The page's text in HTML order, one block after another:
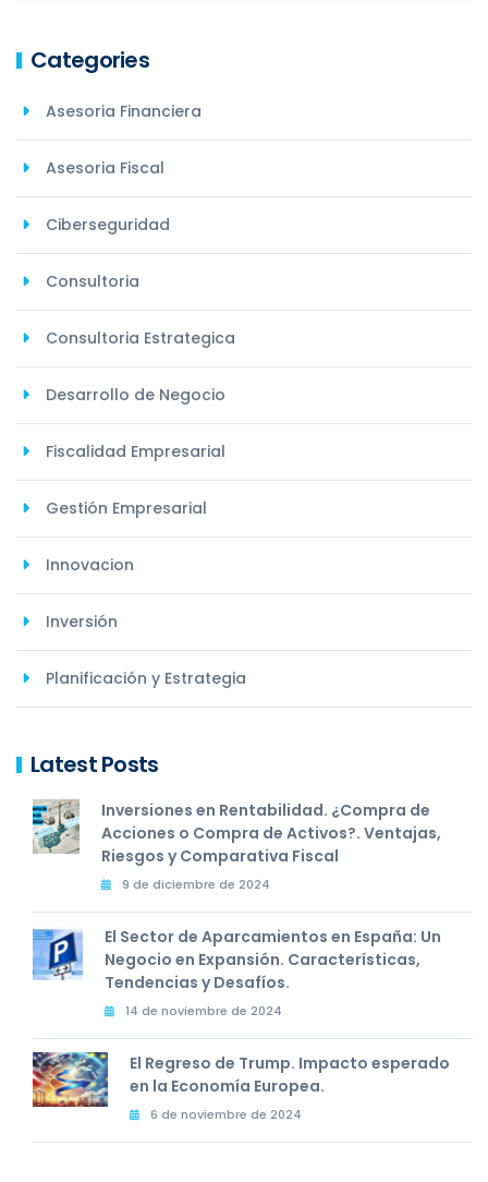
Categories
Asesoria Financiera
Asesoria Fiscal
Ciberseguridad
Consultoria
Consultoria Estrategica
Desarrollo de Negocio
Fiscalidad Empresarial
Gestión Empresarial
Innovacion
Inversión
Planificación y Estrategia
Latest Posts
Inversiones en Rentabilidad. ¿Compra de
Acciones o Compra de Activos?. Ventajas,
Riesgos y Comparativa Fiscal
9 de diciembre de 2024
El Sector de Aparcamientos en España: Un
Negocio en Expansión. Características,
Tendencias y Desafíos.
14 de noviembre de 2024
El Regreso de Trump. Impacto esperado
en la Economía Europea.
6 de noviembre de 2024